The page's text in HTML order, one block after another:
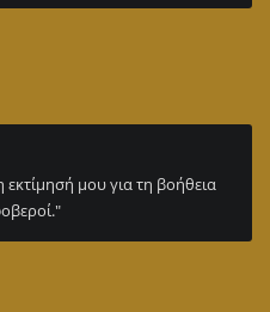
μου για τη βοήθεια